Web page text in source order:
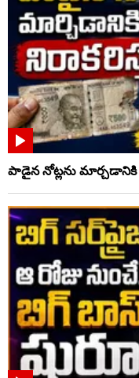
పాడైన నోట్లను మార్చడానికి